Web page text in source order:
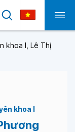
khoa I, Lê Thị
khoa I